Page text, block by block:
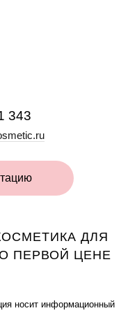
343
ДЛЯ
ПЕРВОЙ ЦЕНЕ
носит информационный